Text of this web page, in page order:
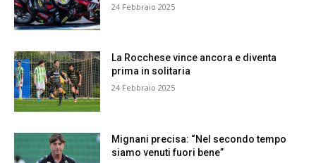
24 Febbraio 2025
La Rocchese vince ancora e diventa
prima in solitaria
24 Febbraio 2025
Mignani precisa: “Nel secondo tempo
siamo venuti fuori bene”